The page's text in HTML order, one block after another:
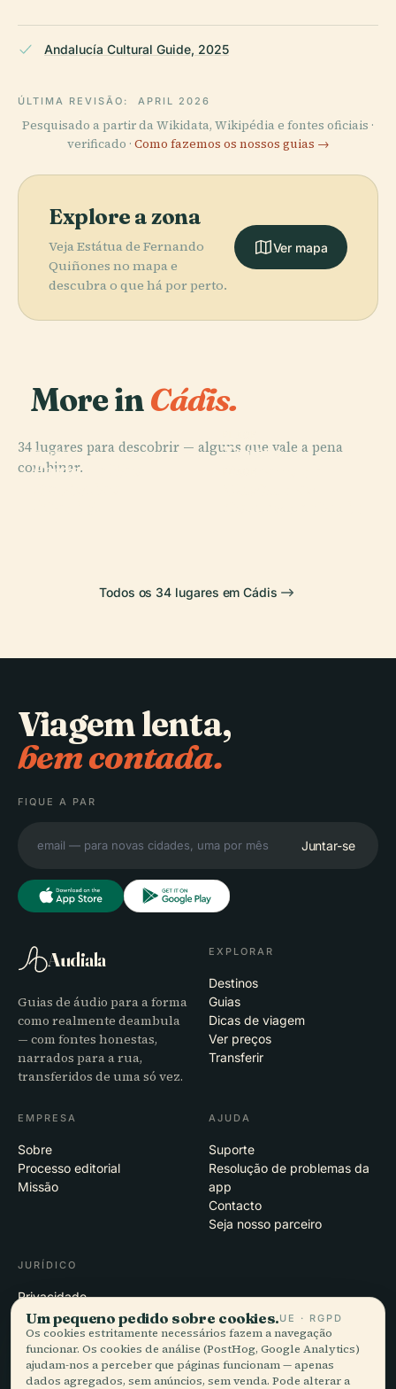
Andalucía Cultural Guide, 2025
ÚLTIMA REVISÃO: APRIL 2026
Pesquisado a partir da Wikidata, Wikipédia e fontes oficiais ·
verificado · Como fazemos os nossos guias →
Explore a zona
Veja Estátua de Fernando
Quiñones no mapa e
descubra o que há por perto.
Ver mapa
More inCádis.
34 lugares para descobrir — alguns que vale a pena
combinar.
PLACE
Catedral de
Teatro
PLACE
Forte de São
Todos os 34 lugares em Cádis
Viagem lenta,
bem contada.
FIQUE A PAR
Juntar-se
Audiala
Guias de áudio para a forma
como realmente deambula
— com fontes honestas,
narrados para a rua,
transferidos de uma só vez.
EXPLORAR
Destinos
Guias
Dicas de viagem
Ver preços
Transferir
EMPRESA
Sobre
Processo editorial
Missão
AJUDA
Suporte
Resolução de problemas da
app
Contacto
Seja nosso parceiro
JURÍDICO
Privacidade
Termos
Definições de cookies
Eliminar conta
Um pequeno pedido sobre cookies.UE · RGPD
Os cookies estritamente necessários fazem a navegação
funcionar. Os cookies de análise (PostHog, Google Analytics)
ajudam-nos a perceber que páginas funcionam — apenas
dados agregados, sem anúncios, sem venda. Pode alterar a